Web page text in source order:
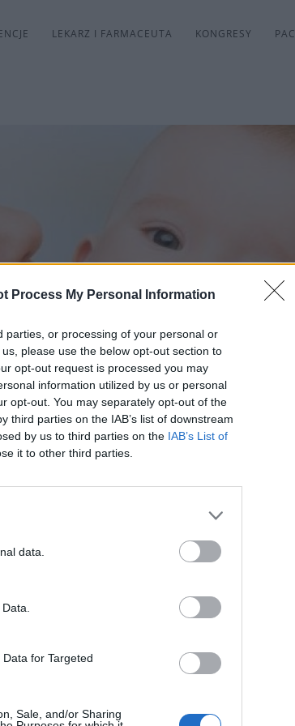
Process My Personal Information
parties, or processing of your personal or
please use the below opt-out section to
opt-out request is processed you may
information utilized by us or personal
opt-out. You may separately opt-out of the
third parties on the IAB’s list of downstream
by us to third parties on the IAB’s List of
it to other third parties.
data.
for Targeted
Sale, and/or Sharing
LEKARZ I FARMACEUTA KONGRESY
macierzyństwo, ciąża i dziecko”.
w wersji online oraz wielu